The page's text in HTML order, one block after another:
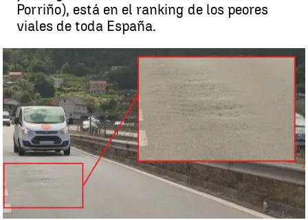
Porriño), está en el ranking de los peores
viales de toda España.